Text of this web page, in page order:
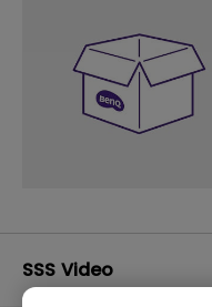
SSS Video